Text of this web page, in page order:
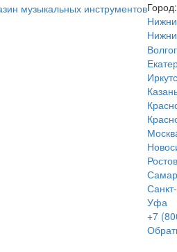
Город:
Уфа
+7